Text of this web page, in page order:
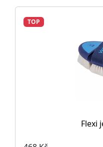
TOP
Flexi